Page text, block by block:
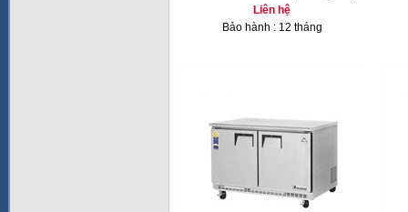
Liên hệ
Bảo hành : 12 tháng